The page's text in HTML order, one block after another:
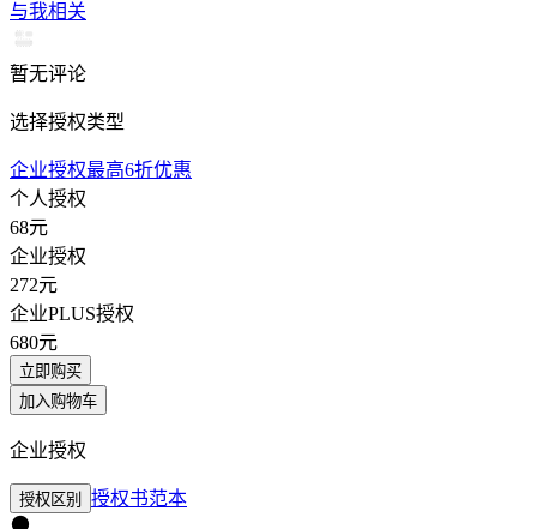
与我相关
暂无评论
选择授权类型
企业授权最高6折优惠
个人授权
68元
企业授权
272元
企业PLUS授权
680元
立即购买
加入购物车
企业授权
授权区别 授权书范本